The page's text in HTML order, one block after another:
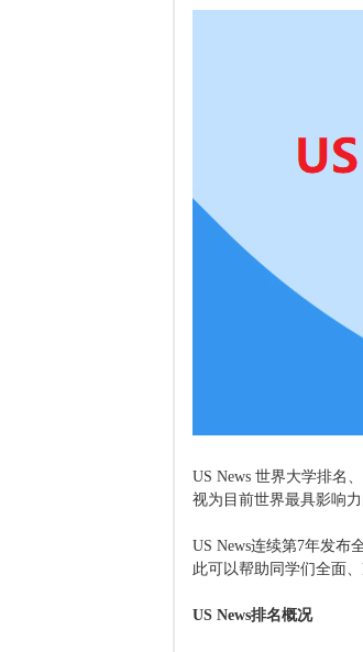
US News 世界大学排名
视为目前世界最具影响
US News连续第7年发
此可以帮助同学们全面
US News排名概况